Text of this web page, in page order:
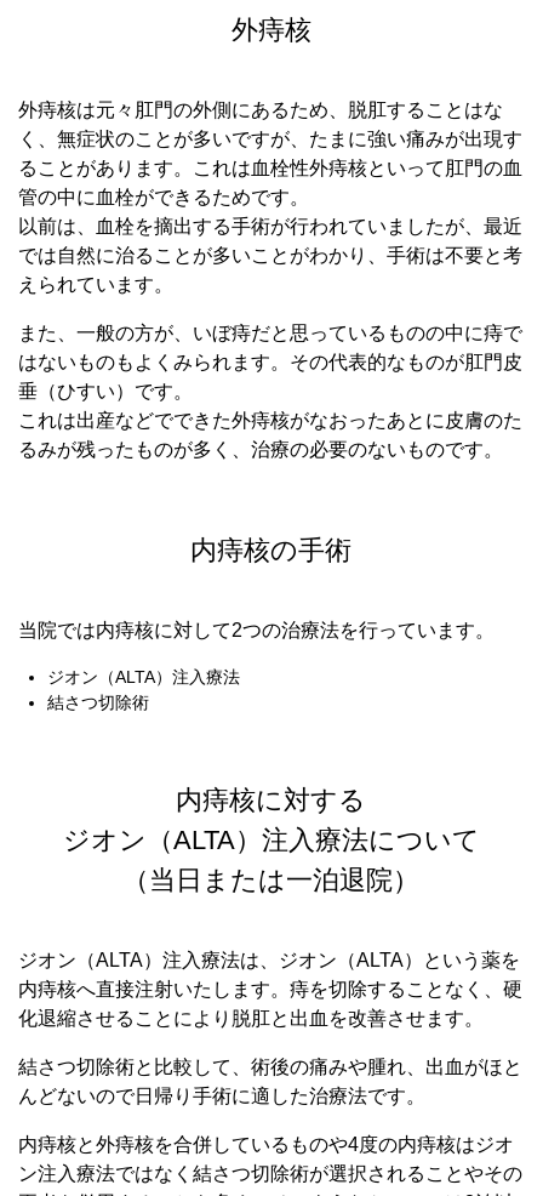
外痔核
外痔核は元々肛門の外側にあるため、脱肛することはな
く、無症状のことが多いですが、たまに強い痛みが出現す
ることがあります。これは血栓性外痔核といって肛門の血
管の中に血栓ができるためです。
以前は、血栓を摘出する手術が行われていましたが、最近
では自然に治ることが多いことがわかり、手術は不要と考
えられています。
また、一般の方が、いぼ痔だと思っているものの中に痔で
はないものもよくみられます。その代表的なものが肛門皮
垂（ひすい）です。
これは出産などでできた外痔核がなおったあとに皮膚のた
るみが残ったものが多く、治療の必要のないものです。
内痔核の手術
当院では内痔核に対して2つの治療法を行っています。
ジオン（ALTA）注入療法
結さつ切除術
内痔核に対する
ジオン（ALTA）注入療法について
（当日または一泊退院）
ジオン（ALTA）注入療法は、ジオン（ALTA）という薬を
内痔核へ直接注射いたします。痔を切除することなく、硬
化退縮させることにより脱肛と出血を改善させます。
結さつ切除術と比較して、術後の痛みや腫れ、出血がほと
んどないので日帰り手術に適した治療法です。
内痔核と外痔核を合併しているものや4度の内痔核はジオ
ン注入療法ではなく結さつ切除術が選択されることやその